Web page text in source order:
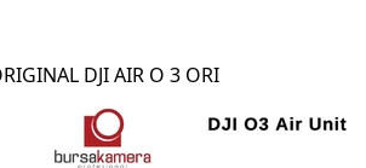
DJI AIR O 3 ORI